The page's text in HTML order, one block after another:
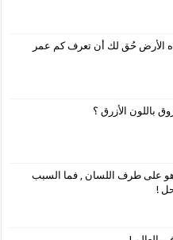
الأرض حُق لك أن تعرف كم عمر
باللون الأزرق ؟
وهو على طرف اللسان , فما السبب
!